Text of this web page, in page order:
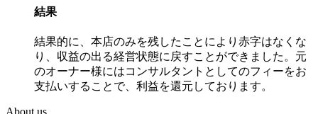
結果
結果的に、本店のみを残したことにより赤字はなくな
り、収益の出る経営状態に戻すことができました。元
のオーナー様にはコンサルタントとしてのフィーをお
支払いすることで、利益を還元しております。
About us